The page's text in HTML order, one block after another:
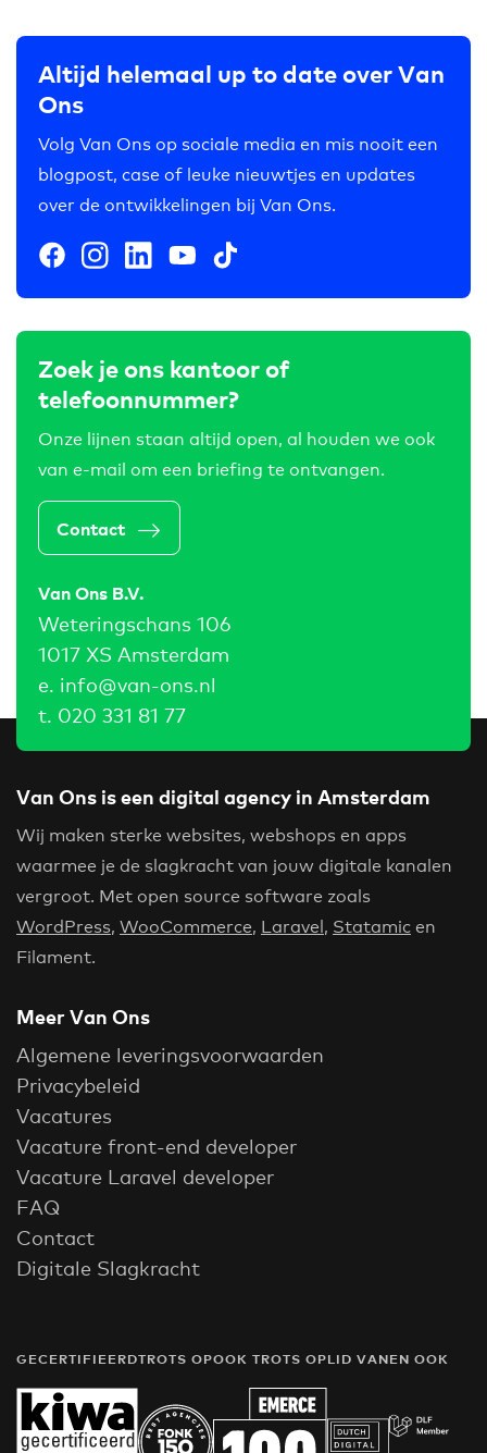
Altijd helemaal up to date over Van
Ons
Volg Van Ons op sociale media en mis nooit een
blogpost, case of leuke nieuwtjes en updates
over de ontwikkelingen bij Van Ons.
Zoek je ons kantoor of
telefoonnummer?
Onze lijnen staan altijd open, al houden we ook
van e-mail om een briefing te ontvangen.
Contact
Van Ons B.V.
Weteringschans 106
1017 XS Amsterdam
e. info@van-ons.nl
t. 020 331 81 77
Van Ons is een digital agency in Amsterdam
Wij maken sterke websites, webshops en apps
waarmee je de slagkracht van jouw digitale kanalen
vergroot. Met open source software zoals
WordPress, WooCommerce, Laravel, Statamic en
Filament.
Meer Van Ons
Algemene leveringsvoorwaarden
Privacybeleid
Vacatures
Vacature front-end developer
Vacature Laravel developer
FAQ
Contact
Digitale Slagkracht
GECERTIFIEERDTROTS OPOOK TROTS OPLID VANEN OOK